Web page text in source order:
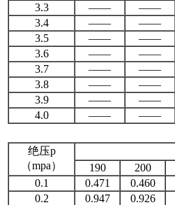
3.3
—— ——
3.4
—— ——
3.5
—— ——
3.6
—— ——
3.7
—— ——
3.8
—— ——
3.9
—— ——
4.0
—— ——
绝压p
（mpa）
190
200
0.1
0.471 0.460
0.2
0.947 0.926